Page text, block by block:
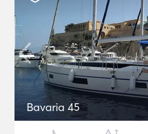
Bavaria 45